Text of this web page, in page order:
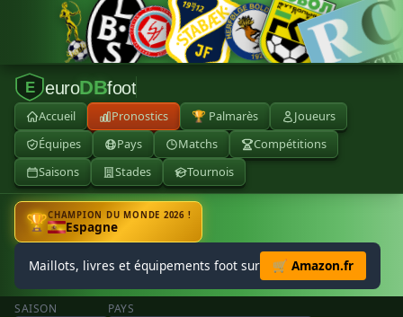
E euroDBfoot
Accueil Pronostics 🏆 Palmarès
Joueurs
Équipes
Pays Matchs
Compétitions
Saisons
Stades Tournois
🏆CHAMPION DU MONDE 2026 !
Espagne
Maillots, livres et équipements foot sur 🛒 Amazon.fr
SAISON PAYS